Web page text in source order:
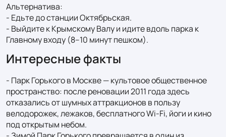
Альтернатива:
- Едьте до станции Октябрьская.
- Выйдите к Крымскому Валу и идите вдоль парка к
Главному входу (8–10 минут пешком).
Интересные факты
- Парк Горького в Москве — культовое общественное
пространство: после реновации 2011 года здесь
отказались от шумных аттракционов в пользу
велодорожек, лежаков, бесплатного Wi‑Fi, йоги и кино
под открытым небом.